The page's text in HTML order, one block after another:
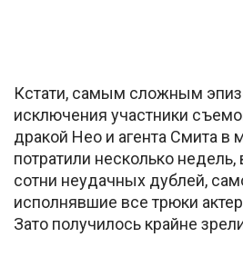
Кстати, самым сложным
исключения участники
дракой Нео и агента Смита в
потратили несколько недель,
сотни неудачных дублей,
исполнявшие все трюки
Зато получилось крайне